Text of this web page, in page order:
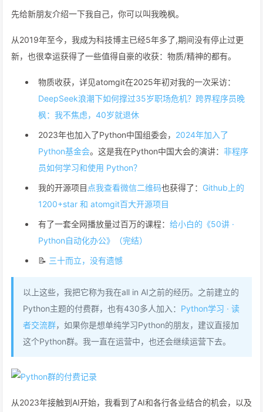
先给新朋友介绍一下我自己，你可以叫我晚枫。
从2019年至今，我成为科技博主已经5年多了,期间没有停止过更
新，也很幸运获得了一些值得自豪的收获：物质/精神的都有。
物质收获，详见atomgit在2025年初对我的一次采访：
DeepSeek浪潮下如何撑过35岁职场危机？跨界程序员晚
枫：我不焦虑，40岁就退休
2023年也加入了Python中国组委会， 2024年加入了
Python基金会。这是我在Python中国大会的演讲： 非程序
员如何学习和使用 Python？
我的开源项目 点我查看微信二维码也获得了： Github上的
1200+star 和 atomgit百大开源项目
有了一套全网播放量过百万的课程： 给小白的《50讲 ·
Python自动化办公》（完结）
📝 三十而立，没有遗憾
以上这些，我把它称为我在all in AI之前的经历。之前建立的
Python主题的付费群，也有430多人加入： Python学习 · 读
者交流群，如果你是想单纯学习Python的朋友，建议直接加
这个Python群。我一直在运营中，也还会继续运营下去。
从2023年接触到AI开始，我看到了AI和各行各业结合的机会，以及